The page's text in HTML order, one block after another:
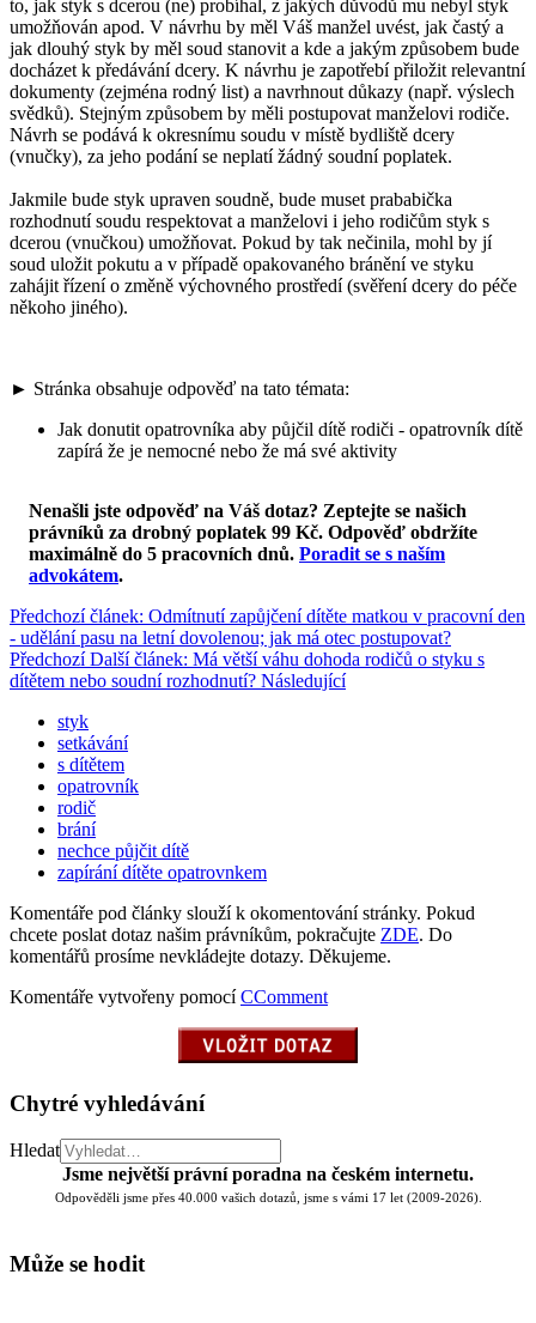
to, jak styk s dcerou (ne) probíhal, z jakých důvodů mu nebyl styk
umožňován apod. V návrhu by měl Váš manžel uvést, jak častý a
jak dlouhý styk by měl soud stanovit a kde a jakým způsobem bude
docházet k předávání dcery. K návrhu je zapotřebí přiložit relevantní
dokumenty (zejména rodný list) a navrhnout důkazy (např. výslech
svědků). Stejným způsobem by měli postupovat manželovi rodiče.
Návrh se podává k okresnímu soudu v místě bydliště dcery
(vnučky), za jeho podání se neplatí žádný soudní poplatek.
Jakmile bude styk upraven soudně, bude muset prababička
rozhodnutí soudu respektovat a manželovi i jeho rodičům styk s
dcerou (vnučkou) umožňovat. Pokud by tak nečinila, mohl by jí
soud uložit pokutu a v případě opakovaného bránění ve styku
zahájit řízení o změně výchovného prostředí (svěření dcery do péče
někoho jiného).
► Stránka obsahuje odpověď na tato témata:
Jak donutit opatrovníka aby půjčil dítě rodiči - opatrovník dítě
zapírá že je nemocné nebo že má své aktivity
Nenašli jste odpověď na Váš dotaz? Zeptejte se našich
právníků za drobný poplatek 99 Kč. Odpověď obdržíte
maximálně do 5 pracovních dnů. Poradit se s naším
advokátem.
Předchozí článek: Odmítnutí zapůjčení dítěte matkou v pracovní den
- udělání pasu na letní dovolenou; jak má otec postupovat?
Předchozí Další článek: Má větší váhu dohoda rodičů o styku s
dítětem nebo soudní rozhodnutí? Následující
styk
setkávání
s dítětem
opatrovník
rodič
brání
nechce půjčit dítě
zapírání dítěte opatrovnkem
Komentáře pod články slouží k okomentování stránky. Pokud
chcete poslat dotaz našim právníkům, pokračujte ZDE. Do
komentářů prosíme nevkládejte dotazy. Děkujeme.
Komentáře vytvořeny pomocíCComment
Chytré vyhledávání
Hledat
Jsme největší právní poradna na českém internetu.
Odpověděli jsme přes 40.000 vašich dotazů, jsme s vámi 17 let (2009-2026).
Může se hodit